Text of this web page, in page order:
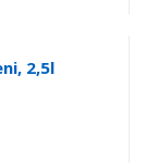
2,5l